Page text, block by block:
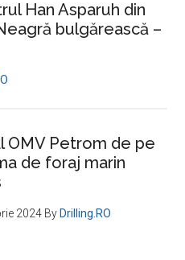
Han Asparuh din
bulgărească –
OMV Petrom de pe
de foraj marin
2024 By Drilling.RO